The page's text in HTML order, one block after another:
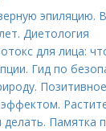
эпиляцию.
Диетология
для лица:
Гид по
Памятка